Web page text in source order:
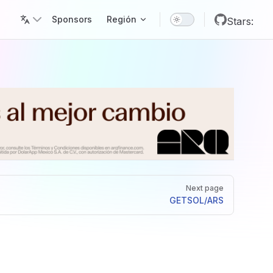
Sponsors Región Stars:
Next page
GETSOL/ARS